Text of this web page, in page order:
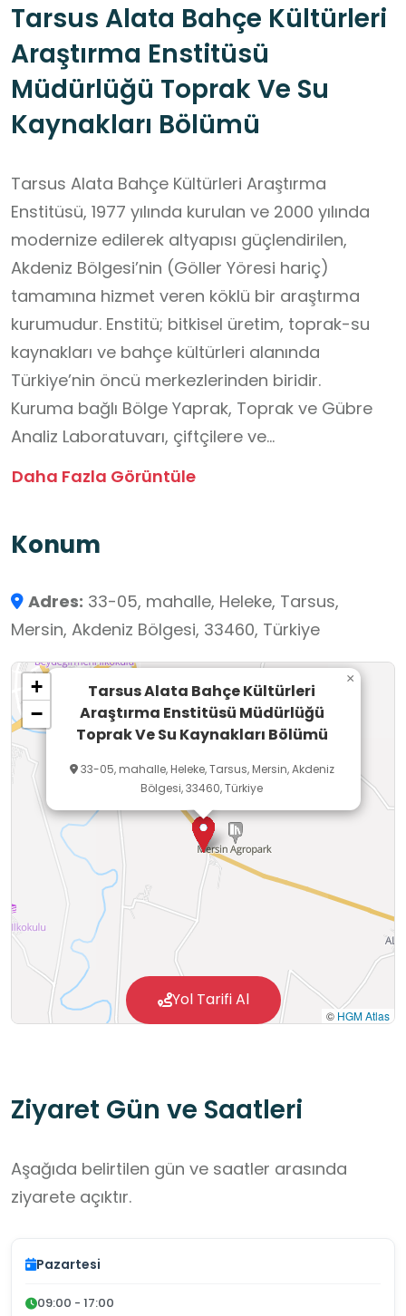
Tarsus Alata Bahçe Kültürleri
Araştırma Enstitüsü
Müdürlüğü Toprak Ve Su
Kaynakları Bölümü
Tarsus Alata Bahçe Kültürleri Araştırma
Enstitüsü, 1977 yılında kurulan ve 2000 yılında
modernize edilerek altyapısı güçlendirilen,
Akdeniz Bölgesi’nin (Göller Yöresi hariç)
tamamına hizmet veren köklü bir araştırma
kurumudur. Enstitü; bitkisel üretim, toprak-su
kaynakları ve bahçe kültürleri alanında
Türkiye’nin öncü merkezlerinden biridir.
Kuruma bağlı Bölge Yaprak, Toprak ve Gübre
Analiz Laboratuvarı, çiftçilere ve
araştırmacılara doğru gübreleme, toprak
artırmak, yeni çeşitler geliştirmek, tohumluk ve
belirlemek ve uygun gübreleme teknikleri
tasarlamak gibi görevler yürütür.
Bu çok yönlü okul dışı öğrenme ortamında
öğrenciler; bitki çeşitliliği, ıslah teknikleri ve yerli
tarımsal üretim hakkında bilgi edinirler.
Tarımda bilimsel araştırma süreçleri,
laboratuvar çalışmaları ve deneme
parsellerindeki uygulamaları gözlemler. Toprak
analizi, bitki besleme, gübreleme süreçlerini
yerinde görerek toprak-besin ilişkisini öğrenirler.
Sürdürülebilir tarım, su yönetimi ve toprak
koruma kavramları somut örneklerle kavrar.
Yeni çeşit geliştirme çalışmalarında kullanılan
ıslah yöntemleri, verim ölçümü, hasat kriterleri
gibi teknik süreçleri tanır
Yerli üretimin ekonomik ve ekolojik önemi
Daha Fazla Görüntüle
Konum
Adres: 33-05, mahalle, Heleke, Tarsus,
Mersin, Akdeniz Bölgesi, 33460, Türkiye
Tarsus Alata Bahçe Kültürleri
Araştırma Enstitüsü Müdürlüğü
Toprak Ve Su Kaynakları Bölümü
33-05, mahalle, Heleke, Tarsus, Mersin, Akdeniz
Bölgesi, 33460, Türkiye
×
+
−
© HGM Atlas
Yol Tarifi Al
Ziyaret Gün ve Saatleri
Aşağıda belirtilen gün ve saatler arasında
ziyarete açıktır.
Pazartesi
09:00 - 17:00